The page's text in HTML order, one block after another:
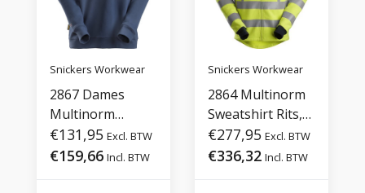
Snickers Workwear
2867 Dames
Multinorm
Sweatshirt
€131,95 Excl. BTW
€159,66 Incl. BTW
Snickers Workwear
2864 Multinorm
Sweatshirt Rits,
Hi-Vis
€277,95 Excl. BTW
€336,32 Incl. BTW